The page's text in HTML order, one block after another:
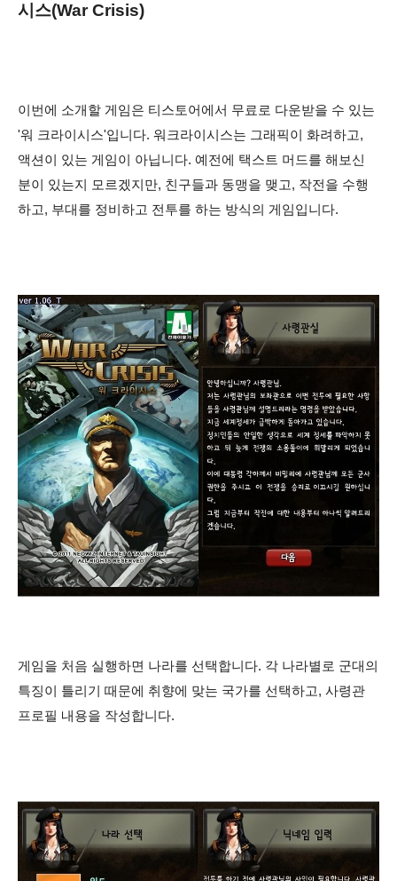
시스(War Crisis)
이번에 소개할 게임은 티스토어에서 무료로 다운받을 수 있는
'워 크라이시스'입니다. 워크라이시스는 그래픽이 화려하고,
액션이 있는 게임이 아닙니다. 예전에 택스트 머드를 해보신
분이 있는지 모르겠지만, 친구들과 동맹을 맺고, 작전을 수행
하고, 부대를 정비하고 전투를 하는 방식의 게임입니다.
게임을 처음 실행하면 나라를 선택합니다. 각 나라별로 군대의
특징이 틀리기 때문에 취향에 맞는 국가를 선택하고, 사령관
프로필 내용을 작성합니다.